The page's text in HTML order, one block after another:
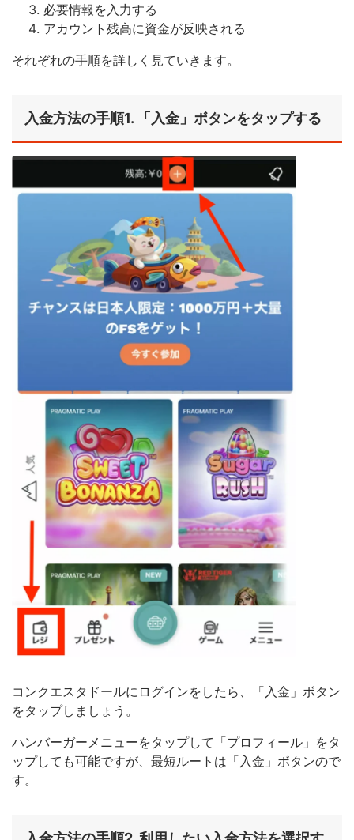
必要情報を入力する
アカウント残高に資金が反映される
それぞれの手順を詳しく見ていきます。
入金方法の手順1. 「入金」ボタンをタップする
コンクエスタドールにログインをしたら、「入金」ボタン
をタップしましょう。
ハンバーガーメニューをタップして「プロフィール」をタ
ップしても可能ですが、最短ルートは「入金」ボタンので
す。